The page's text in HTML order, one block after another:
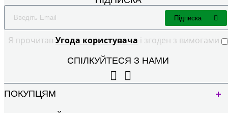
Я прочитав Угода користувача і згоден з вимогами
Підписка
СПІЛКУЙТЕСЯ З НАМИ
ПОКУПЦЯМ